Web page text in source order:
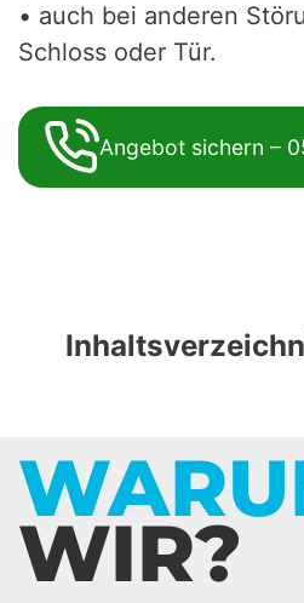
• auch bei anderen
Schloss oder Tür.
Angebot sichern –
WIR?